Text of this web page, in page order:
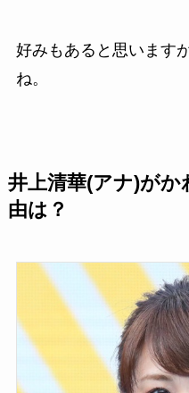
好みもあると思います
ね。
井上清華(アナ)が
由は？